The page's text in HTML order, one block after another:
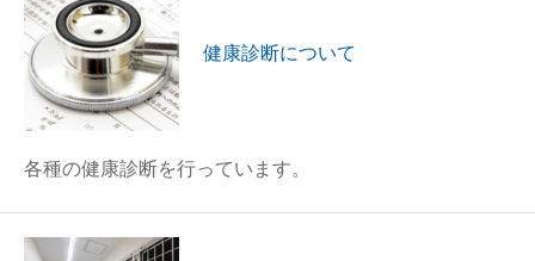
健康診断について
各種の健康診断を行っています。